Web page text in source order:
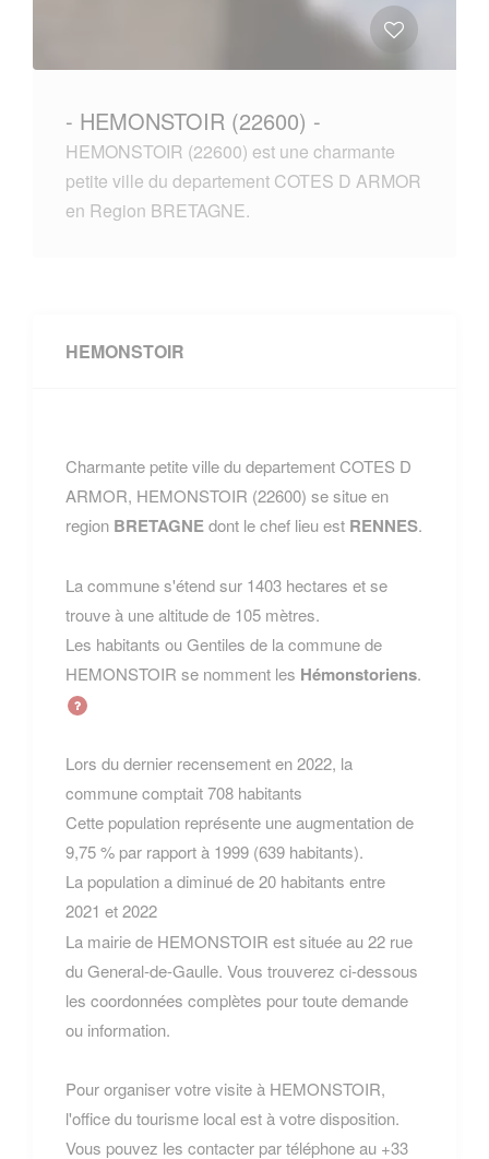
- HEMONSTOIR (22600) -
HEMONSTOIR (22600) est une charmante
petite ville du departement COTES D ARMOR
en Region BRETAGNE.
HEMONSTOIR
Charmante petite ville du departement COTES D
ARMOR, HEMONSTOIR (22600) se situe en
region BRETAGNEdont le chef lieu est RENNES.
La commune s'étend sur 1403 hectares et se
trouve à une altitude de 105 mètres.
Les habitants ou Gentiles de la commune de
HEMONSTOIR se nomment les Hémonstoriens.
Lors du dernier recensement en 2022, la
commune comptait 708 habitants
Cette population représente une augmentation de
9,75 % par rapport à 1999 (639 habitants).
La population a diminué de 20 habitants entre
2021 et 2022
La mairie de HEMONSTOIR est située au 22 rue
du General-de-Gaulle. Vous trouverez ci-dessous
les coordonnées complètes pour toute demande
ou information.
Pour organiser votre visite à HEMONSTOIR,
l'office du tourisme local est à votre disposition.
Vous pouvez les contacter par téléphone au +33